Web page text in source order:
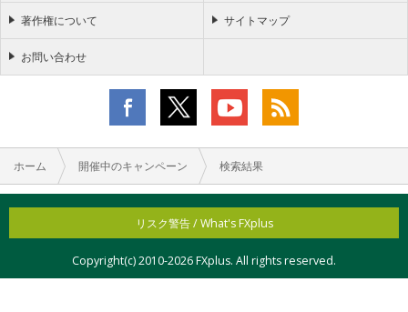
ホーム 開催中のキャンペーン 検索結果
著作権について サイトマップ
お問い合わせ
リスク警告 / What's FXplus
Copyright(c) 2010-2026 FXplus. All rights reserved.